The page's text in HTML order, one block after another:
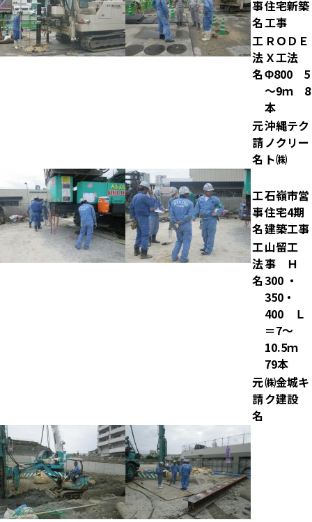
事
名
住宅新築
工事
工
法
名
ＲＯＤＥ
Ｘ工法
Φ800 5
～9ｍ 8
本
元
請
名
沖縄テク
ノクリー
ト㈱
工
事
名
石嶺市営
住宅4期
建築工事
工
法
名
山留工
事 Ｈ
300 ・
350・
400 Ｌ
＝7～
10.5ｍ
79本
元
請
名
㈱金城キ
ク建設